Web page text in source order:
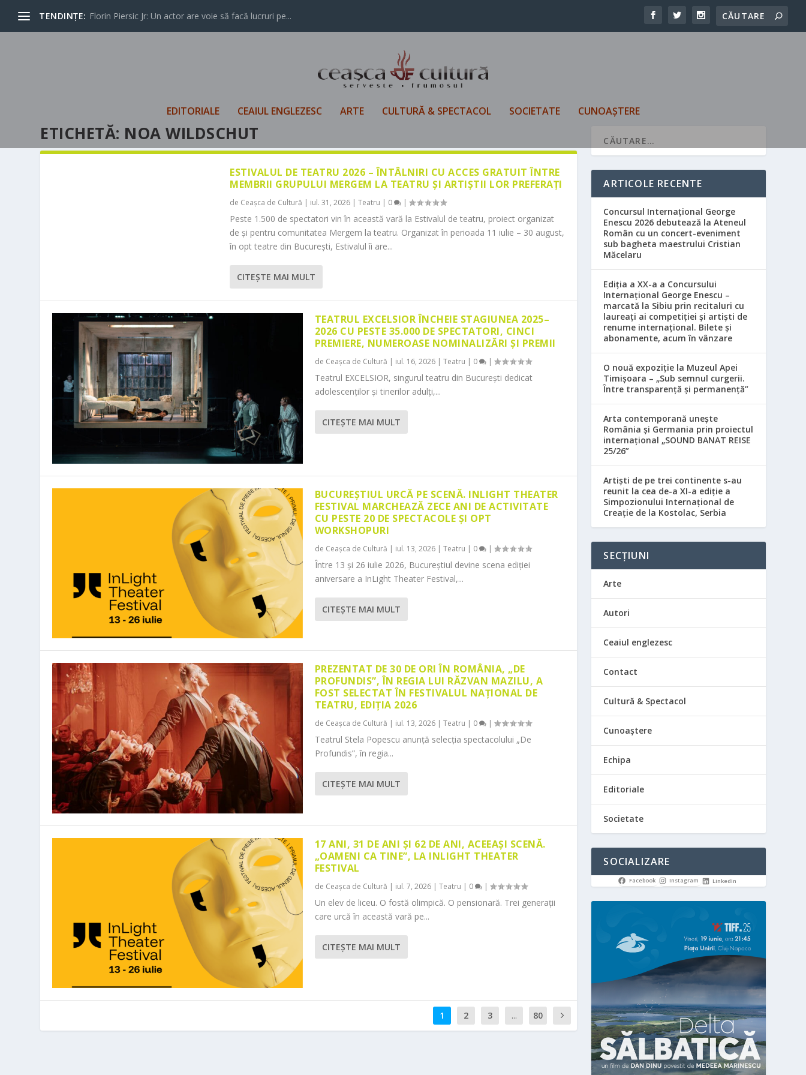
TENDINȚE: Florin Piersic Jr: Un actor are voie să facă lucruri pe...
EDITORIALE CEAIUL ENGLEZESC ARTE CULTURĂ & SPECTACOL SOCIETATE CUNOAȘTERE
ETICHETĂ: NOA WILDSCHUT
ESTIVALUL DE TEATRU 2026 – ÎNTÂLNIRI CU ACCES GRATUIT ÎNTRE
MEMBRII GRUPULUI MERGEM LA TEATRU ȘI ARTIȘTII LOR PREFERAȚI
de Ceașca de Cultură | iul. 31, 2026 |Teatru | 0 |
Peste 1.500 de spectatori vin în această vară la Estivalul de teatru, proiect organizat
de și pentru comunitatea Mergem la teatru. Organizat în perioada 11 iulie – 30 august,
în opt teatre din București, Estivalul îi are...
CITEŞTE MAI MULT
TEATRUL EXCELSIOR ÎNCHEIE STAGIUNEA 2025–
2026 CU PESTE 35.000 DE SPECTATORI, CINCI
PREMIERE, NUMEROASE NOMINALIZĂRI ȘI PREMII
de Ceașca de Cultură | iul. 16, 2026| Teatru | 0 |
Teatrul EXCELSIOR, singurul teatru din București dedicat
adolescenților și tinerilor adulți,...
CITEŞTE MAI MULT
BUCUREȘTIUL URCĂ PE SCENĂ. INLIGHT THEATER
FESTIVAL MARCHEAZĂ ZECE ANI DE ACTIVITATE
CU PESTE 20 DE SPECTACOLE ȘI OPT
WORKSHOPURI
de Ceașca de Cultură | iul. 13, 2026| Teatru | 0 |
Între 13 și 26 iulie 2026, Bucureștiul devine scena ediției
aniversare a InLight Theater Festival,...
CITEŞTE MAI MULT
PREZENTAT DE 30 DE ORI ÎN ROMÂNIA, „DE
PROFUNDIS”, ÎN REGIA LUI RĂZVAN MAZILU, A
FOST SELECTAT ÎN FESTIVALUL NAȚIONAL DE
TEATRU, EDIȚIA 2026
de Ceașca de Cultură | iul. 13, 2026| Teatru | 0 |
Teatrul Stela Popescu anunță selecția spectacolului „De
Profundis”, în regia...
CITEŞTE MAI MULT
17 ANI, 31 DE ANI ȘI 62 DE ANI, ACEEAȘI SCENĂ.
„OAMENI CA TINE”, LA INLIGHT THEATER
FESTIVAL
de Ceașca de Cultură | iul. 7, 2026| Teatru | 0 |
Un elev de liceu. O fostă olimpică. O pensionară. Trei generații
care urcă în această vară pe...
CITEŞTE MAI MULT
1 2 3 ... 80
ARTICOLE RECENTE
Concursul Internațional George
Enescu 2026 debutează la Ateneul
Român cu un concert-eveniment
sub bagheta maestrului Cristian
Măcelaru
Ediția a XX-a a Concursului
Internațional George Enescu –
marcată la Sibiu prin recitaluri cu
laureați ai competiției și artiști de
renume internațional. Bilete și
abonamente, acum în vânzare
O nouă expoziție la Muzeul Apei
Timișoara – „Sub semnul curgerii.
Între transparență și permanență”
Arta contemporană unește
România și Germania prin proiectul
internațional „SOUND BANAT REISE
25/26”
Artiști de pe trei continente s-au
reunit la cea de-a XI-a ediție a
Simpozionului Internațional de
Creație de la Kostolac, Serbia
SECȚIUNI
Arte
Autori
Ceaiul englezesc
Contact
Cultură & Spectacol
Cunoaștere
Echipa
Editoriale
Societate
SOCIALIZARE
Facebook Instagram LinkedIn